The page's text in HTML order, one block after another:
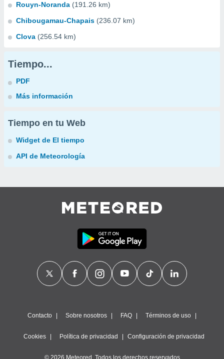
Rouyn-Noranda (191.26 km)
Chibougamau-Chapais (236.07 km)
Clova (256.54 km)
Tiempo...
PDF
Más información
Tiempo en tu Web
Widget de El tiempo
API de Meteorología
Contacto Sobre nosotros FAQ Términos de uso
Cookies Política de privacidad Configuración de privacidad
© 2026 Meteored. Todos los derechos reservados